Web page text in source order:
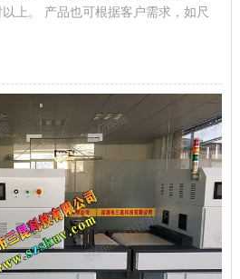
上。 产品也可根据客户需求，如尺